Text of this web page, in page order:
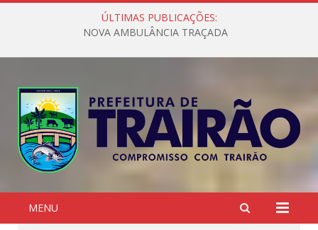
ÚLTIMAS PUBLICAÇÕES:
NOVA AMBULÂNCIA TRAÇADA
MENU